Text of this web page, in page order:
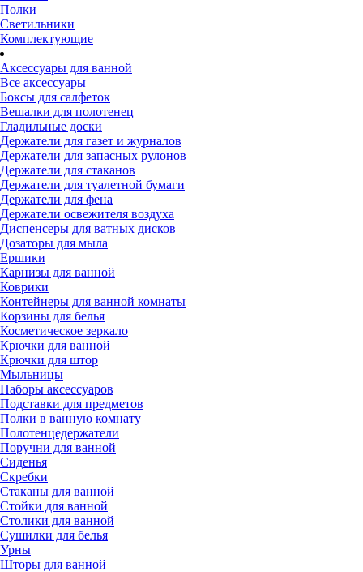
Полки
Светильники
Комплектующие
Аксессуары для ванной
Все аксессуары
Боксы для салфеток
Вешалки для полотенец
Гладильные доски
Держатели для газет и журналов
Держатели для запасных рулонов
Держатели для стаканов
Держатели для туалетной бумаги
Держатели для фена
Держатели освежителя воздуха
Диспенсеры для ватных дисков
Дозаторы для мыла
Ершики
Карнизы для ванной
Коврики
Контейнеры для ванной комнаты
Корзины для белья
Косметическое зеркало
Крючки для ванной
Крючки для штор
Мыльницы
Наборы аксессуаров
Подставки для предметов
Полки в ванную комнату
Полотенцедержатели
Поручни для ванной
Сиденья
Скребки
Стаканы для ванной
Стойки для ванной
Столики для ванной
Сушилки для белья
Урны
Шторы для ванной